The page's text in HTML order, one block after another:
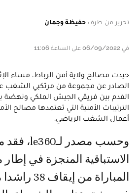
تحرير من طرف حفيظة وجمان
في 06/09/2022 على الساعة 11:06
الصادر عن مجموعة من مرتكبي الشغب
القدم بين فريقي الجيش الملكي ونهضة
الترتيبات الأمنية التي تعتمدها مصالح
أعمال الشغب الرياضي.
وحسب مصدر لـle360، فقد مكنت العمليات
الاستباقية المنجزة في
المباراة من